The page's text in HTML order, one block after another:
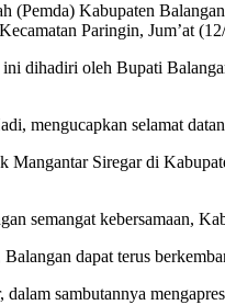
(Pemda) Kabupaten
Paringin, Jum’at
dihadiri oleh Bupati
mengucapkan selamat
Mangantar Siregar di
semangat kebersamaan,
dapat terus
sambutannya